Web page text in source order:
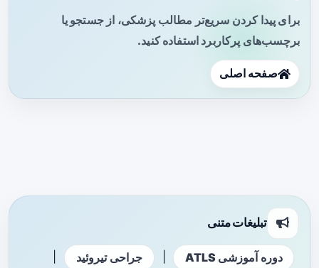
برای پیدا کردن سریع‌تر مطالب پزشکی، از جستجو یا
برچسب‌های پرکاربرد استفاده کنید.
صفحه اصلی
تبلیغات متنی
دوره آموزشی ATLS جراحی تیروئید